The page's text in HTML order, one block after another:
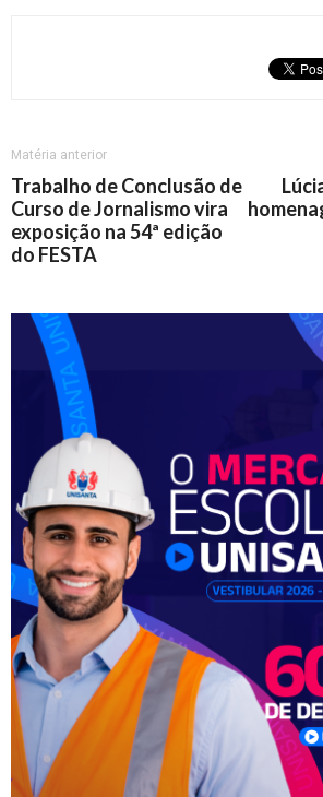
Matéria anterior
Trabalho de Conclusão de
Curso de Jornalismo vira
exposição na 54ª edição
do FESTA